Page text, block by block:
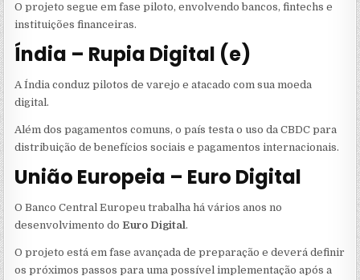
O projeto segue em fase piloto, envolvendo bancos, fintechs e
instituições financeiras.
Índia – Rupia Digital (e₹)
A Índia conduz pilotos de varejo e atacado com sua moeda
digital.
Além dos pagamentos comuns, o país testa o uso da CBDC para
distribuição de benefícios sociais e pagamentos internacionais.
União Europeia – Euro Digital
O Banco Central Europeu trabalha há vários anos no
desenvolvimento doEuro Digital.
O projeto está em fase avançada de preparação e deverá definir
os próximos passos para uma possível implementação após a